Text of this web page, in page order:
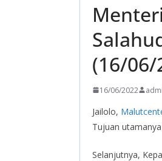
(16/
16/06/2022
Jailolo,
Tujuan
Selanjutnya,